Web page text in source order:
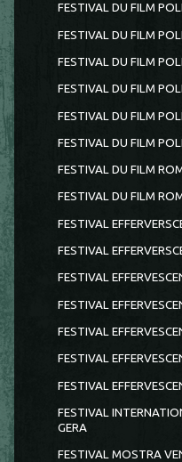
FESTIVAL DU FILM
FESTIVAL DU FILM
FESTIVAL DU FILM
FESTIVAL DU FILM
FESTIVAL DU FILM
FESTIVAL DU FILM
FESTIVAL DU FILM
FESTIVAL DU FILM
FESTIVAL
FESTIVAL
FESTIVAL
FESTIVAL
FESTIVAL
FESTIVAL
FESTIVAL
FESTIVAL
GERA
FESTIVAL MOSTRA